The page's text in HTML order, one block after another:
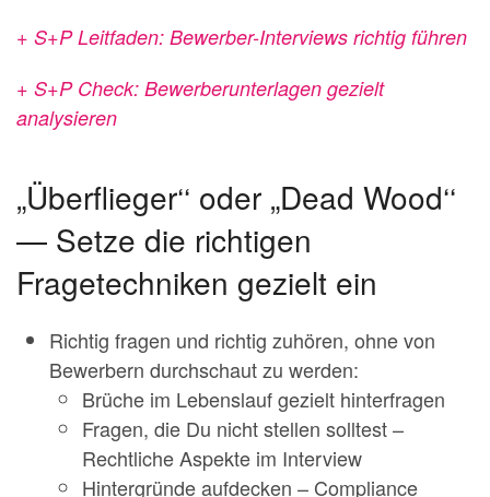
+ S+P Leitfaden: Bewerber-Interviews richtig führen
+ S+P Check: Bewerberunterlagen gezielt
analysieren
„Überflieger‘‘ oder „Dead Wood‘‘
— Setze die richtigen
Fragetechniken gezielt ein
Richtig fragen und richtig zuhören, ohne von
Bewerbern durchschaut zu werden:
Brüche im Lebenslauf gezielt hinterfragen
Fragen, die Du nicht stellen solltest –
Rechtliche Aspekte im Interview
Hintergründe aufdecken – Compliance